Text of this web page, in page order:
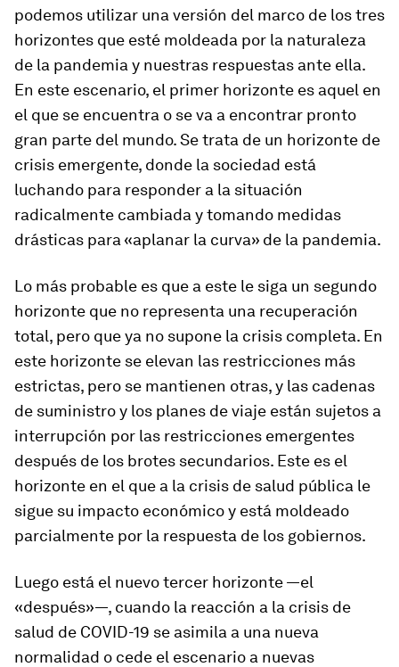
podemos utilizar una versión del marco de los tres
horizontes que esté moldeada por la naturaleza
de la pandemia y nuestras respuestas ante ella.
En este escenario, el primer horizonte es aquel en
el que se encuentra o se va a encontrar pronto
gran parte del mundo. Se trata de un horizonte de
crisis emergente, donde la sociedad está
luchando para responder a la situación
radicalmente cambiada y tomando medidas
drásticas para «aplanar la curva» de la pandemia.
Lo más probable es que a este le siga un segundo
horizonte que no representa una recuperación
total, pero que ya no supone la crisis completa. En
este horizonte se elevan las restricciones más
estrictas, pero se mantienen otras, y las cadenas
de suministro y los planes de viaje están sujetos a
interrupción por las restricciones emergentes
después de los brotes secundarios. Este es el
horizonte en el que a la crisis de salud pública le
sigue su impacto económico y está moldeado
parcialmente por la respuesta de los gobiernos.
Luego está el nuevo tercer horizonte —el
«después»—, cuando la reacción a la crisis de
salud de COVID-19 se asimila a una nueva
normalidad o cede el escenario a nuevas